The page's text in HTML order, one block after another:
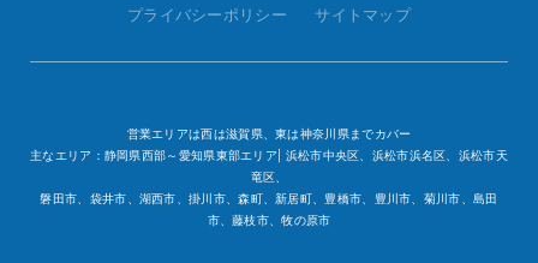
プライバシーポリシー サイトマップ
営業エリアは西は滋賀県、東は神奈川県までカバー
主なエリア：静岡県西部～愛知県東部エリア| 浜松市中央区、浜松市浜名区、浜松市天
竜区、
磐田市、袋井市、湖西市、掛川市、森町、新居町、豊橋市、豊川市、菊川市、島田
市、藤枝市、牧の原市